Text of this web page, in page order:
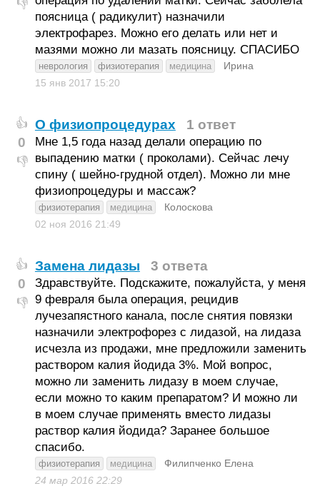
👎
поясница ( радикулит) назначили
электрофарез. Можно его делать или нет и
мазями можно ли мазать поясницу. СПАСИБО
неврология физиотерапия медицина
Ирина
15 янв 2017 15:20
👍
0
👎
О физиопроцедурах 1 ответ
Мне 1,5 года назад делали операцию по
выпадению матки ( проколами). Сейчас лечу
спину ( шейно-грудной отдел). Можно ли мне
физиопроцедуры и массаж?
физиотерапия медицина
Колоскова
02 ноя 2016 21:49
👍
0
👎
Замена лидазы 3 ответа
Здравствуйте. Подскажите, пожалуйста, у меня
9 февраля была операция, рецидив
лучезапястного канала, после снятия повязки
назначили электрофорез с лидазой, на лидаза
исчезла из продажи, мне предложили заменить
раствором калия йодида 3%. Мой вопрос,
можно ли заменить лидазу в моем случае,
если можно то каким препаратом? И можно ли
в моем случае применять вместо лидазы
раствор калия йодида? Заранее большое
спасибо.
физиотерапия медицина
Филипченко Елена
24 мар 2016 22:29